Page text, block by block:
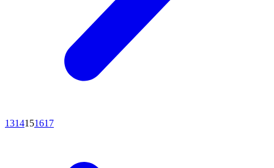
1314151617